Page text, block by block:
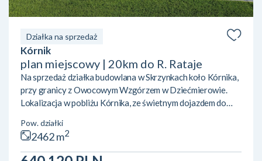
Działka na sprzedaż
Kórnik
plan miejscowy | 20km do R. Rataje
Na sprzedaż działka budowlana w Skrzynkach koło Kórnika,
przy granicy z Owocowym Wzgórzem w Dziećmierowie.
Lokalizacja w pobliżu Kórnika, ze świetnym dojazdem do
(Skrzyneckie Małe i Duże, Kórnickie) oraz tereny zielone.
Działka jest świeżo wydzielono i znajduje się na terenie
objętym mpzp, z przeznaczeniem pod zabudowę
Pow. działki
2462 m2